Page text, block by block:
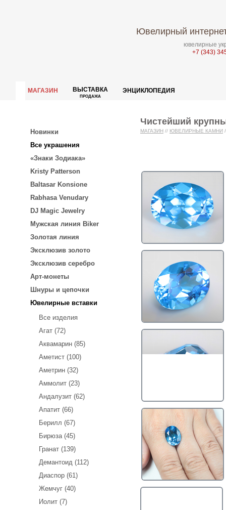
Ювелирный
ювелирные
+7 (343)
МАГАЗИН ВЫСТАВКА
ПРОДАЖА
ЭНЦИКЛОПЕДИЯ
Новинки
Все украшения
«Знаки Зодиака»
Kristy Patterson
Baltasar Konsione
Rabhasa Venudary
DJ Magic Jewelry
Мужская линия Biker
Золотая линия
Эксклюзив золото
Эксклюзив серебро
Арт-монеты
Шнуры и цепочки
Ювелирные вставки
Все изделия
Агат (72)
Аквамарин (85)
Аметист (100)
Аметрин (32)
Аммолит (23)
Андалузит (62)
Апатит (66)
Берилл (67)
Бирюза (45)
Гранат (139)
Демантоид (112)
Диаспор (61)
Жемчуг (40)
Иолит (7)
Чистейший
МАГАЗИН // ЮВЕЛИРНЫЕ КАМНИ